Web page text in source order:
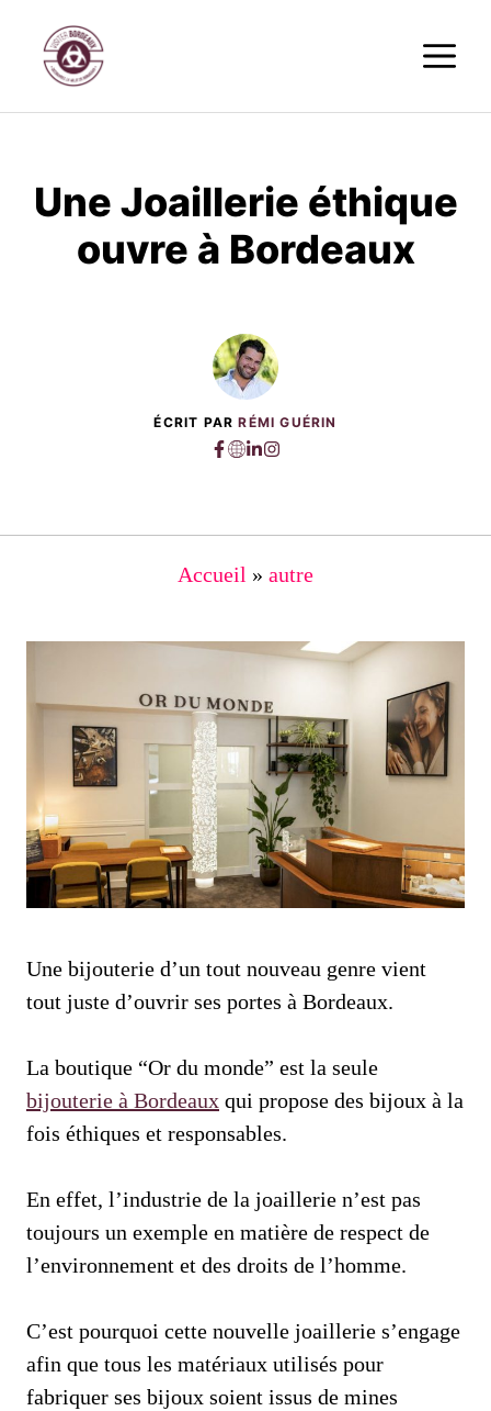
contenu
Une Joaillerie éthique
ouvre à Bordeaux
ÉCRIT PARRÉMI GUÉRIN
Accueil » autre
Une bijouterie d’un tout nouveau genre vient
tout juste d’ouvrir ses portes à Bordeaux.
La boutique “Or du monde” est la seule
bijouterie à Bordeaux qui propose des bijoux à la
fois éthiques et responsables.
En effet, l’industrie de la joaillerie n’est pas
toujours un exemple en matière de respect de
l’environnement et des droits de l’homme.
C’est pourquoi cette nouvelle joaillerie s’engage
afin que tous les matériaux utilisés pour
fabriquer ses bijoux soient issus de mines